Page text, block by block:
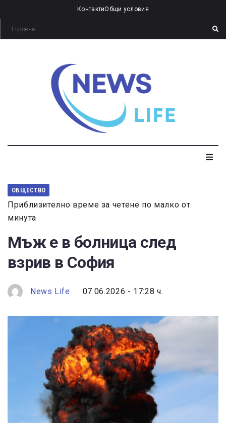
КонтактиОбщи условия
ОБЩЕСТВО
Приблизително време за четене по малко от
минута
Мъж е в болница след
взрив в София
News Life 07.06.2026 - 17:28 ч.